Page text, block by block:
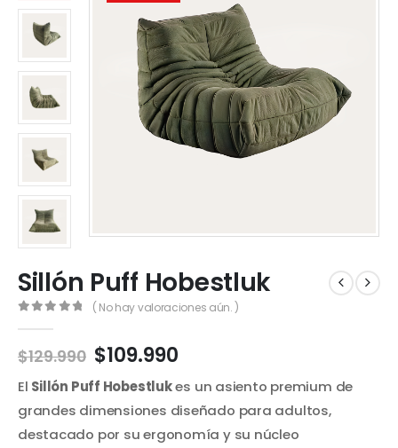
Sillón Puff Hobestluk
( No hay valoraciones aún. )
$129.990 El
precio
original
era:
$129.990.
$109.990El
actual
es:
$109.990.
El Sillón Puff Hobestlukes un asiento premium de
grandes dimensiones diseñado para adultos,
destacado por su ergonomía y su núcleo